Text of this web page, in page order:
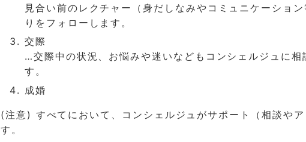
見合い前のレクチャー（身だしなみやコミュニケーショ
りをフォローします。
交際
…交際中の状況、お悩みや迷いなどもコンシェルジュに相
す。
成婚
(注意) すべてにおいて、コンシェルジュがサポート（相談やア
す。